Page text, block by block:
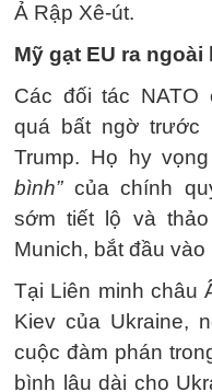
Ả Rập Xê-út.
Mỹ gạt EU ra ngoài
Các đối tác
quá bất ngờ trước
Trump. Họ hy
bình”của chính
sớm tiết lộ và
Munich, bắt đầu vào
Tại Liên minh châu
Kiev của Ukraine,
cuộc đàm phán
bình lâu dài cho